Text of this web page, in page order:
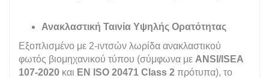
Ανακλαστική Ταινία Υψηλής Ορατότητας
Εξοπλισμένο με 2-ιντσών λωρίδα ανακλαστικού
φωτός βιομηχανικού τύπου (σύμφωνα με ANSI/ISEA
107-2020 και EN ISO 20471 Class 2 πρότυπα), το